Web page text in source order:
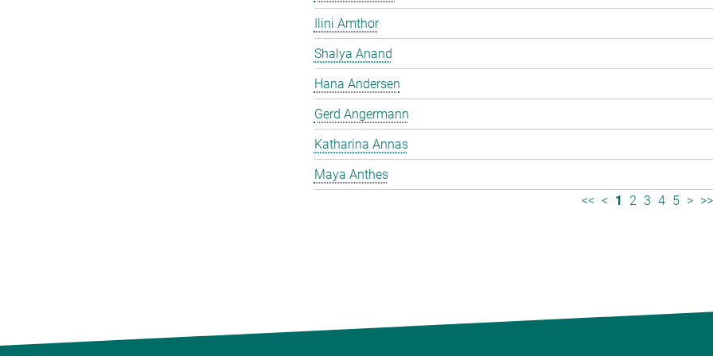
Ilini Amthor
Shalya Anand
Hana Andersen
Gerd Angermann
Katharina Annas
Maya Anthes
<< < 1 2 3 4 5 > >>